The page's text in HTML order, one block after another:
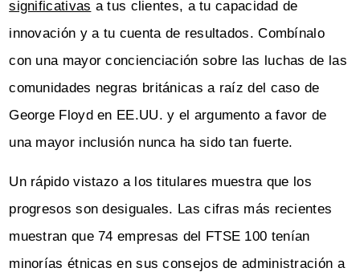
significativas a tus clientes, a tu capacidad de
innovación y a tu cuenta de resultados. Combínalo
con una mayor concienciación sobre las luchas de las
comunidades negras británicas a raíz del caso de
George Floyd en EE.UU. y el argumento a favor de
una mayor inclusión nunca ha sido tan fuerte.
Un rápido vistazo a los titulares muestra que los
progresos son desiguales. Las cifras más recientes
muestran que 74 empresas del FTSE 100 tenían
minorías étnicas en sus consejos de administración a